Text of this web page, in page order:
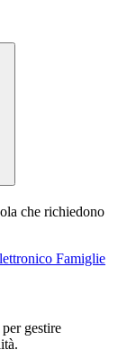
che richiedono
Famiglie
gestire